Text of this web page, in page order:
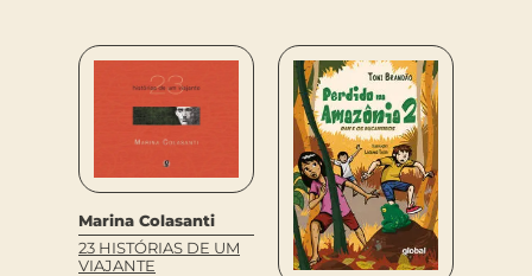
Marina Colasanti
23 HISTÓRIAS DE UM
VIAJANTE